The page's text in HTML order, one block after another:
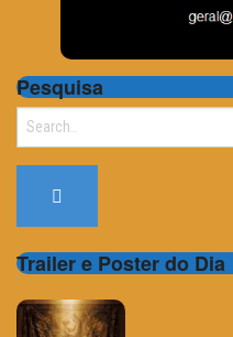
Pesquisa
Search
Trailer e Poster do Dia